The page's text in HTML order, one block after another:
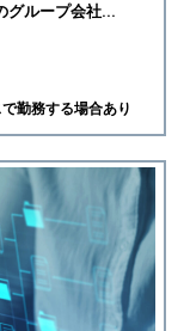
グループ会社...
勤務する場合あり